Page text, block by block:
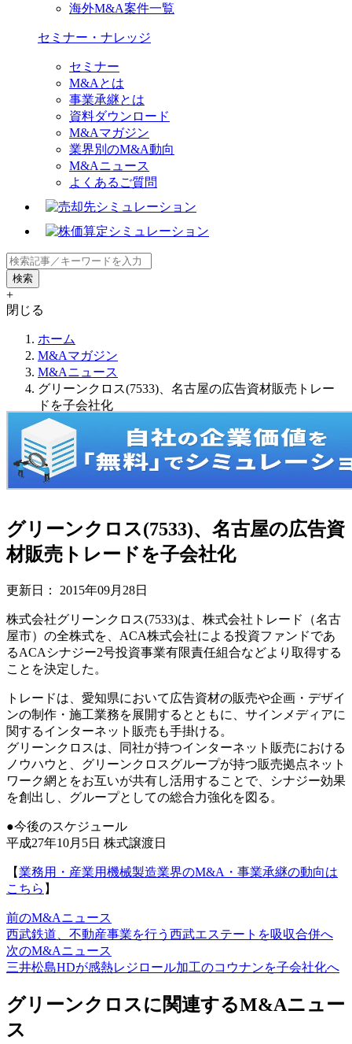
海外M&A案件一覧
セミナー・ナレッジ
セミナー
M&Aとは
事業承継とは
資料ダウンロード
M&Aマガジン
業界別のM&A動向
M&Aニュース
よくあるご質問
+
閉じる
ホーム
M&Aマガジン
M&Aニュース
グリーンクロス(7533)、名古屋の広告資材販売トレー
ドを子会社化
グリーンクロス(7533)、名古屋の広告資
材販売トレードを子会社化
更新日： 2015年09月28日
株式会社グリーンクロス(7533)は、株式会社トレード（名古
屋市）の全株式を、ACA株式会社による投資ファンドであ
るACAシナジー2号投資事業有限責任組合などより取得する
ことを決定した。
トレードは、愛知県において広告資材の販売や企画・デザイ
ンの制作・施工業務を展開するとともに、サインメディアに
関するインターネット販売も手掛ける。
グリーンクロスは、同社が持つインターネット販売における
ノウハウと、グリーンクロスグループが持つ販売拠点ネット
ワーク網とをお互いが共有し活用することで、シナジー効果
を創出し、グループとしての総合力強化を図る。
●今後のスケジュール
平成27年10月5日 株式譲渡日
【業務用・産業用機械製造業界のM&A・事業承継の動向は
こちら 】
前のM&Aニュース
西武鉄道、不動産事業を行う西武エステートを吸収合併へ
次のM&Aニュース
三井松島HDが感熱レジロール加工のコウナンを子会社化へ
グリーンクロスに関連するM&Aニュー
ス